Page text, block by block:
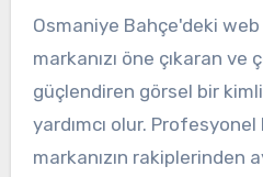
Osmaniye Bahçe'deki web
markanızı öne çıkaran ve
güçlendiren görsel bir
yardımcı olur.
markanızın rakiplerinden